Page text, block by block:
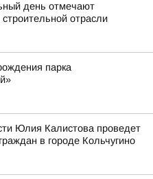
день отмечают
отрасли
парка
Юлия Калистова проведет
в городе Кольчугино